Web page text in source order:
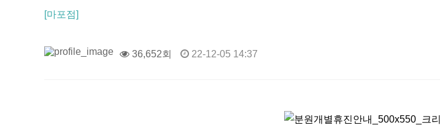
[마포점]
36,652회 22-12-05 14:37